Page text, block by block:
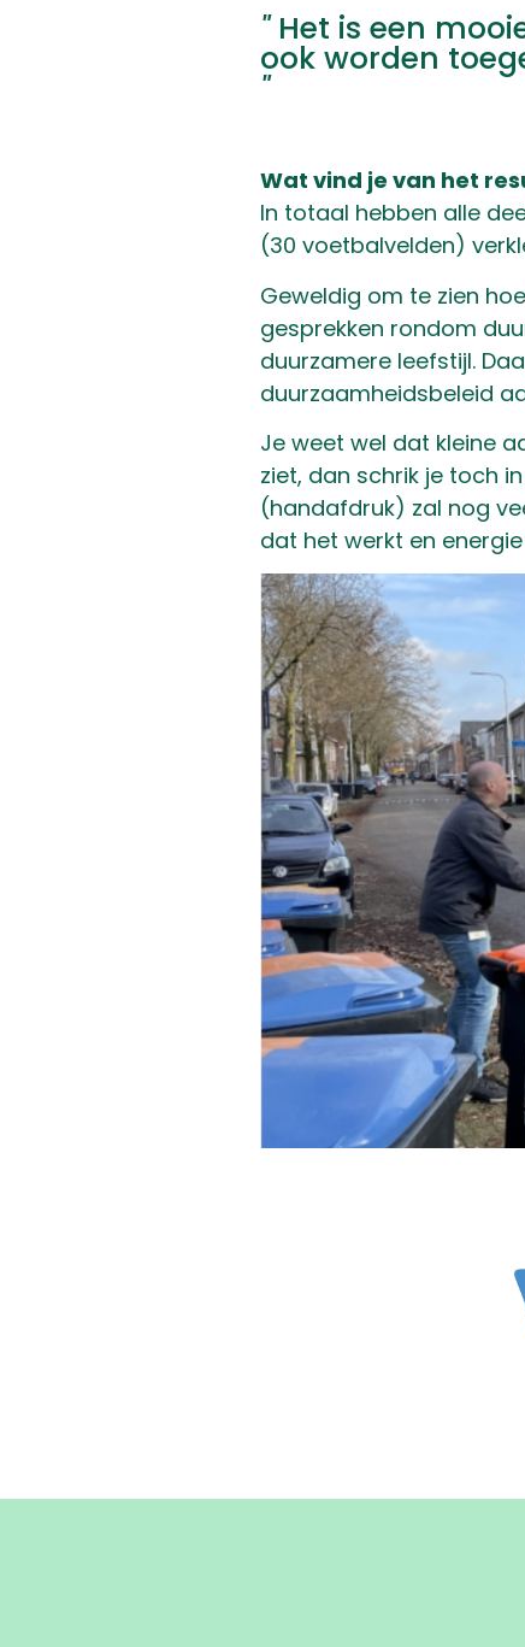
"Het is een
ook worden
"
Wat vind je van het
In totaal hebben alle
(30 voetbalvelden)
Geweldig om te zien
gesprekken rondom
duurzamere leefstijl.
duurzaamheidsbeleid
Je weet wel dat kleine
ziet, dan schrik je toch
(handafdruk) zal nog
dat het werkt en
Betrek
creëer
Neem